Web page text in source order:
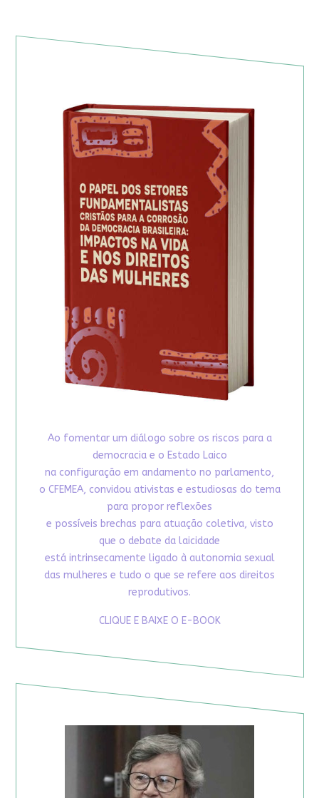
Ao fomentar um diálogo sobre os riscos para a
democracia e o Estado Laico
na configuração em andamento no parlamento,
o CFEMEA, convidou ativistas e estudiosas do tema
para propor reflexões
e possíveis brechas para atuação coletiva, visto
que o debate da laicidade
está intrinsecamente ligado à autonomia sexual
das mulheres e tudo o que se refere aos direitos
reprodutivos.
CLIQUE E BAIXE O E-BOOK